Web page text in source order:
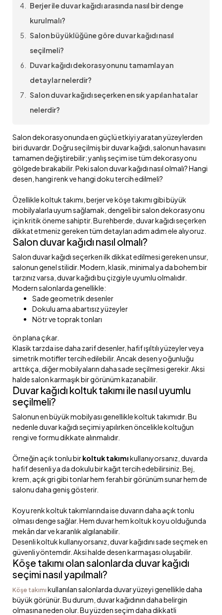
Berjer ile duvar kağıdı arasında nasıl bir denge
kurulmalı?
Salon büyüklüğüne göre duvar kağıdı nasıl
seçilmeli?
Duvar kağıdı dekorasyonunu tamamlayan
detaylar nelerdir?
Salon duvar kağıdı seçerken en sık yapılan hatalar
nelerdir?
Salon dekorasyonunda en güçlü etkiyi yaratan yüzeylerden
biri duvardır. Doğru seçilmiş bir duvar kağıdı, salonun havasını
tamamen değiştirebilir; yanlış seçim ise tüm dekorasyonu
gölgede bırakabilir. Peki salon duvar kağıdı nasıl olmalı? Hangi
desen, hangi renk ve hangi doku tercih edilmeli?
Özellikle koltuk takımı, berjer ve köşe takımı gibi büyük
mobilyalarla uyum sağlamak, dengeli bir salon dekorasyonu
için kritik öneme sahiptir. Bu rehberde, duvar kağıdı seçerken
dikkat etmeniz gereken tüm detayları adım adım ele alıyoruz.
Salon duvar kağıdı nasıl olmalı?
Salon duvar kağıdı seçerken ilk dikkat edilmesi gereken unsur,
salonun genel stilidir. Modern, klasik, minimal ya da bohem bir
tarzınız varsa, duvar kağıdı bu çizgiyle uyumlu olmalıdır.
Modern salonlarda genellikle:
Sade geometrik desenler
Dokulu ama abartısız yüzeyler
Nötr ve toprak tonları
ön plana çıkar.
Klasik tarzda ise daha zarif desenler, hafif ışıltılı yüzeyler veya
simetrik motifler tercih edilebilir. Ancak desen yoğunluğu
arttıkça, diğer mobilyaların daha sade seçilmesi gerekir. Aksi
halde salon karmaşık bir görünüm kazanabilir.
Duvar kağıdı koltuk takımı ile nasıl uyumlu
seçilmeli?
Salonun en büyük mobilyası genellikle koltuk takımıdır. Bu
nedenle duvar kağıdı seçimi yapılırken öncelikle koltuğun
rengi ve formu dikkate alınmalıdır.
Örneğin açık tonlu birkoltuk takımıkullanıyorsanız, duvarda
hafif desenli ya da dokulu bir kağıt tercih edebilirsiniz. Bej,
krem, açık gri gibi tonlar hem ferah bir görünüm sunar hem de
salonu daha geniş gösterir.
Koyu renk koltuk takımlarında ise duvarın daha açık tonlu
olması denge sağlar. Hem duvar hem koltuk koyu olduğunda
mekân dar ve karanlık algılanabilir.
Desenli koltuk kullanıyorsanız, duvar kağıdını sade seçmek en
güvenli yöntemdir. Aksi halde desen karmaşası oluşabilir.
Köşe takımı olan salonlarda duvar kağıdı
seçimi nasıl yapılmalı?
Köşe takımı kullanılan salonlarda duvar yüzeyi genellikle daha
büyük görünür. Bu durum, duvar kağıdının daha belirgin
olmasına neden olur. Bu yüzden seçim daha dikkatli